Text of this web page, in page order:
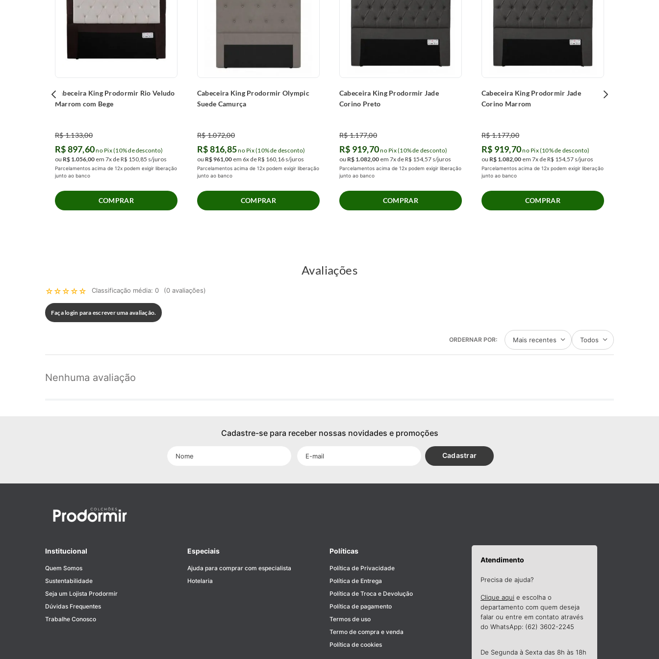
Cabeceira King Prodormir Rio Veludo
Marrom com Bege
R$1.133,00
R$897,60no Pix (10% de desconto)
ou R$ 1.056,00em 7x deR$ 150,85 s/juros
Parcelamentos acima de 12x podem exigir liberação
junto ao banco
COMPRAR
Cabeceira King Prodormir Olympic
Suede Camurça
R$1.072,00
R$816,85no Pix (10% de desconto)
ou R$961,00em 6x deR$ 160,16s/juros
Parcelamentos acima de 12x podem exigir liberação
junto ao banco
COMPRAR
Cabeceira King Prodormir Jade
Corino Preto
R$1.177,00
R$ 919,70no Pix (10% de desconto)
ou R$ 1.082,00em 7x deR$ 154,57s/juros
Parcelamentos acima de 12x podem exigir liberação
junto ao banco
COMPRAR
Cabeceira King Prodormir Jade
Corino Marrom
R$1.177,00
R$ 919,70no Pix (10% de desconto)
ou R$ 1.082,00em 7x deR$ 154,57s/juros
Parcelamentos acima de 12x podem exigir liberação
junto ao banco
COMPRAR
Avaliações
☆ ☆ ☆ ☆ ☆ Classificação média: 0 (0 avaliações)
Faça login para escrever uma avaliação.
Mais recentes Todos
Nenhuma avaliação
Cadastre-se para receber nossas novidades e promoções
Cadastrar
Institucional
Quem Somos
Sustentabilidade
Seja um Lojista Prodormir
Dúvidas Frequentes
Trabalhe Conosco
Especiais
Ajuda para comprar com especialista
Hotelaria
Políticas
Política de Privacidade
Política de Entrega
Política de Troca e Devolução
Política de pagamento
Termos de uso
Termo de compra e venda
Política de cookies
Atendimento
Precisa de ajuda?
Clique aqui e escolha o
departamento com quem deseja
falar ou entre em contato através
do WhatsApp: (62) 3602-2245
De Segunda à Sexta das 8h às 18h